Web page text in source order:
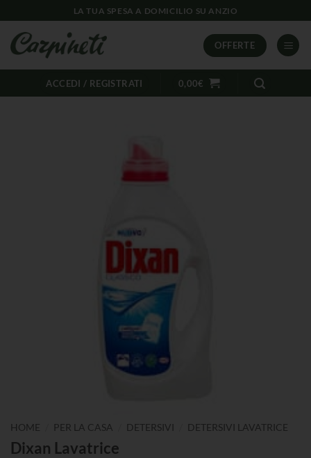
LA TUA SPESA A DOMICILIO SU ANZIO
OFFERTE
ACCEDI / REGISTRATI 0,00€
HOME PER LA CASA DETERSIVI DETERSIVI LAVATRICE
Dixan Lavatrice